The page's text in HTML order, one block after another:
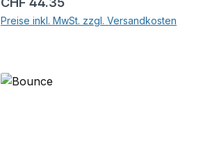
Preise inkl. MwSt. zzgl. Versandkosten